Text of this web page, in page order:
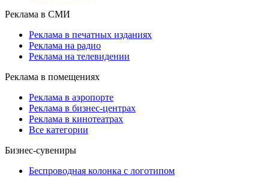
Реклама в СМИ
Реклама в печатных изданиях
Реклама на радио
Реклама на телевидении
Реклама в помещениях
Реклама в аэропорте
Реклама в бизнес-центрах
Реклама в кинотеатрах
Все категории
Бизнес-сувениры
Беспроводная колонка с логотипом